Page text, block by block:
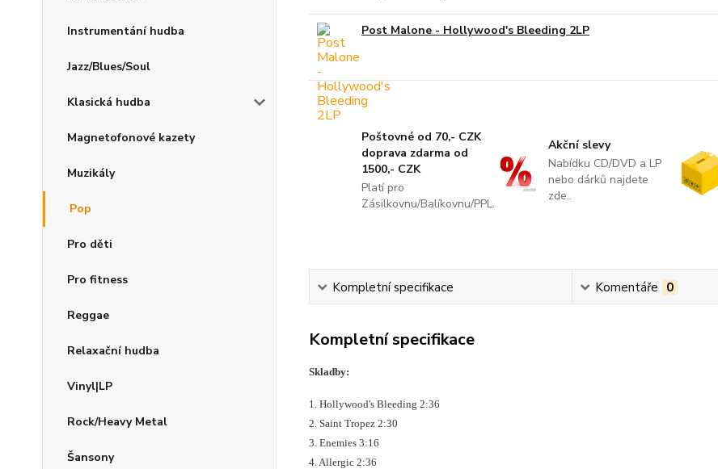
Instrumentání hudba
Jazz/Blues/Soul
Klasická hudba
Magnetofonové kazety
Muzikály
Pop
Pro děti
Pro fitness
Reggae
Relaxační hudba
Vinyl|LP
Rock/Heavy Metal
Šansony
Post Malone - Hollywood's Bleeding 2LP
Poštovné od 70,- CZK
doprava zdarma od
1500,- CZK
Platí pro
Zásilkovnu/Balíkovnu/PPL.
Akční slevy
Nabídku CD/DVD a LP
nebo dárků najdete
zde..
Kompletní specifikace Komentáře 0
Kompletní specifikace
Skladby:
1. Hollywood's Bleeding 2:36
2. Saint Tropez 2:30
3. Enemies 3:16
4. Allergic 2:36